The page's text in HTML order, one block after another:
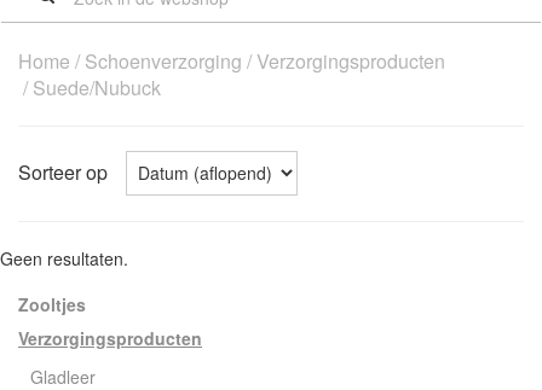
Home /Schoenverzorging /Verzorgingsproducten
/ Suede/Nubuck
Sorteer op
Geen resultaten.
Zooltjes
Verzorgingsproducten
Gladleer